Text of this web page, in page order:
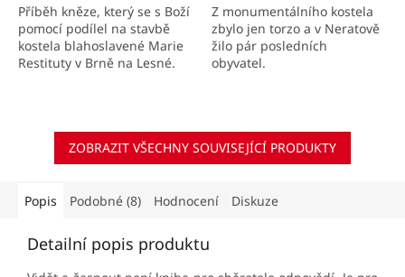
Příběh kněze, který se s Boží
pomocí podílel na stavbě
kostela blahoslavené Marie
Restituty v Brně na Lesné.
Z monumentálního kostela
zbylo jen torzo a v Neratově
žilo pár posledních
obyvatel.
ZOBRAZIT VŠECHNY SOUVISEJÍCÍ PRODUKTY
Popis Podobné (8) Hodnocení Diskuze
Detailní popis produktu